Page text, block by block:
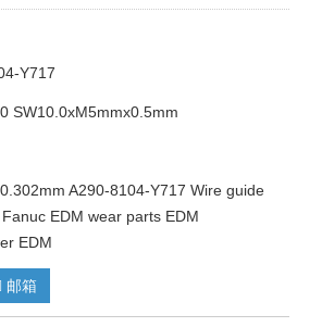
Y717
SW10.0xM5mmx0.5mm
A290-8104-Y717 Wire guide
EDM wear parts EDM
EDM
邮箱